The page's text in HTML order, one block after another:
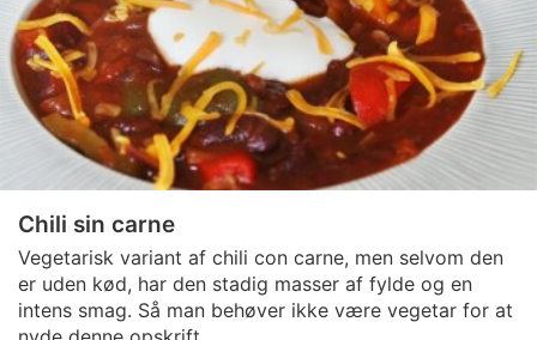
Chili sin carne
Vegetarisk variant af chili con carne, men selvom den
er uden kød, har den stadig masser af fylde og en
intens smag. Så man behøver ikke være vegetar for at